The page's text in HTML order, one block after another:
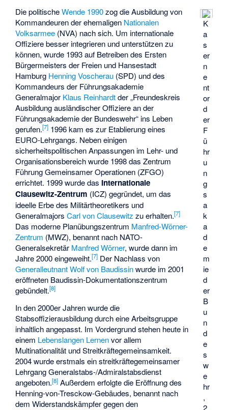
K
a
s
er
n
e
nt
or
d
er
F
ü
hr
u
n
g
s
a
k
a
d
e
m
ie
d
er
B
u
n
d
e
s
w
e
hr
,
2
Die politischeWende 1990zog die Ausbildung von
Kommandeuren der ehemaligen Nationalen
Volksarmee (NVA) nach sich. Um internationale
Offiziere besser integrieren und unterstützen zu
können, wurde 1993 auf Betreiben des Ersten
Bürgermeisters der Freien und Hansestadt
Hamburg Henning Voscherau (SPD) und des
Kommandeurs der Führungsakademie
Generalmajor Klaus Reinhardtder „Freundeskreis
Ausbildung ausländischer Offiziere an der
Führungsakademie der Bundeswehr“ ins Leben
gerufen.[7] 1996 kam es zur Etablierung eines
EURO-Lehrgangs. Neben einigen
sicherheitspolitischen Anpassungen im Lehr- und
Organisationsbereich wurde 1998 das Zentrum
Führung Gemeinsamer Operationen (ZFGO)
errichtet. 1999 wurde das Internationale
Clausewitz-Zentrum (ICZ) gegründet, um das
ideelle Erbe des Militärtheoretikers und
GeneralmajorsCarl von Clausewitz zu erhalten.[7]
Das moderne Planübungszentrum Manfred-Wörner-
Zentrum (MWZ), benannt nach NATO-
Generalsekretär Manfred Wörner, wurde dann im
Jahre 2000 eingeweiht.[7] Der Nachlass von
Generalleutnant Wolf von Baudissinwurde im 2001
eröffneten Baudissin-Dokumentationszentrum
gebündelt.[8]
In den 2000er Jahren wurde die
Stabsoffizierausbildung durch eine Arbeitsgruppe
inhaltlich angepasst. Im Vordergrund stehen heute in
einem Lebenslangen Lernenvor allem
Multinationalität und Streitkräftegemeinsamkeit.
2004 wurde erstmals ein streitkräftegemeinsamer
Lehrgang Generalstabs-/Admiralstabsdienst
angeboten.[8] Außerdem erfolgte die Eröffnung des
Henning-von-Tresckow-Gebäudes, benannt nach
dem Widerstandskämpfer gegen den